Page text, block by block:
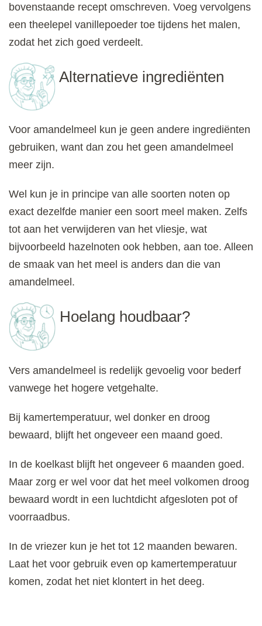
bovenstaande recept omschreven. Voeg vervolgens
een theelepel vanillepoeder toe tijdens het malen,
zodat het zich goed verdeelt.
Alternatieve ingrediënten
Voor amandelmeel kun je geen andere ingrediënten
gebruiken, want dan zou het geen amandelmeel
meer zijn.
Wel kun je in principe van alle soorten noten op
exact dezelfde manier een soort meel maken. Zelfs
tot aan het verwijderen van het vliesje, wat
bijvoorbeeld hazelnoten ook hebben, aan toe. Alleen
de smaak van het meel is anders dan die van
amandelmeel.
Hoelang houdbaar?
Vers amandelmeel is redelijk gevoelig voor bederf
vanwege het hogere vetgehalte.
Bij kamertemperatuur, wel donker en droog
bewaard, blijft het ongeveer een maand goed.
In de koelkast blijft het ongeveer 6 maanden goed.
Maar zorg er wel voor dat het meel volkomen droog
bewaard wordt in een luchtdicht afgesloten pot of
voorraadbus.
In de vriezer kun je het tot 12 maanden bewaren.
Laat het voor gebruik even op kamertemperatuur
komen, zodat het niet klontert in het deeg.